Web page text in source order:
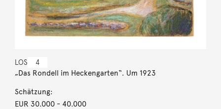
LOS 4
„Das Rondell im Heckengarten“. Um 1923
Schätzung:
EUR 30.000- 40.000